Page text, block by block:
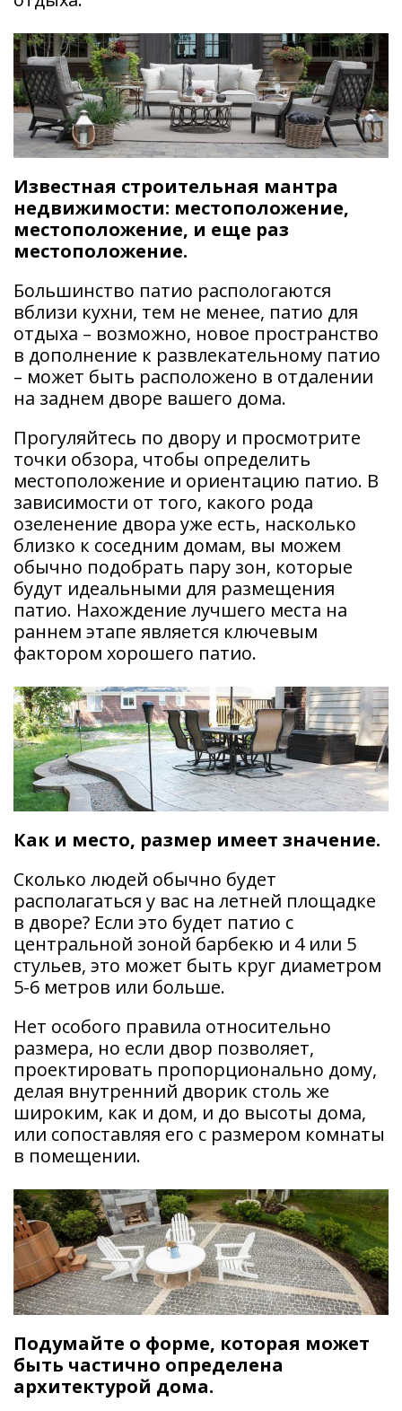
Известная строительная мантра
недвижимости: местоположение,
местоположение, и еще раз
местоположение.
Большинство патио распологаются
вблизи кухни, тем не менее, патио для
отдыха – возможно, новое пространство
в дополнение к развлекательному патио
– может быть расположено в отдалении
на заднем дворе вашего дома.
Прогуляйтесь по двору и просмотрите
точки обзора, чтобы определить
местоположение и ориентацию патио. В
зависимости от того, какого рода
озеленение двора уже есть, насколько
близко к соседним домам, вы можем
обычно подобрать пару зон, которые
будут идеальными для размещения
патио. Нахождение лучшего места на
раннем этапе является ключевым
фактором хорошего патио.
Как и место, размер имеет значение.
Сколько людей обычно будет
располагаться у вас на летней площадке
в дворе? Если это будет патио с
центральной зоной барбекю и 4 или 5
стульев, это может быть круг диаметром
5-6 метров или больше.
Нет особого правила относительно
размера, но если двор позволяет,
проектировать пропорционально дому,
делая внутренний дворик столь же
широким, как и дом, и до высоты дома,
или сопоставляя его с размером комнаты
в помещении.
Подумайте о форме, которая может
быть частично определена
архитектурой дома.